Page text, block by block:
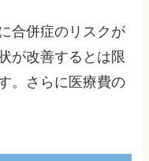
合併症のリスクが
が改善するとは限
。さらに医療費の